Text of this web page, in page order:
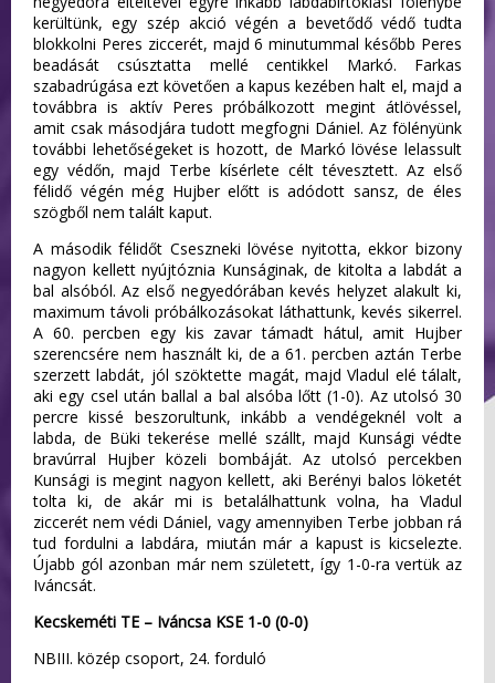
kerültünk, egy szép akció végén a bevetődő védő tudta
blokkolni Peres ziccerét, majd 6 minutummal később Peres
beadását csúsztatta mellé centikkel Markó. Farkas
szabadrúgása ezt követően a kapus kezében halt el, majd a
továbbra is aktív Peres próbálkozott megint átlövéssel,
amit csak másodjára tudott megfogni Dániel. Az fölényünk
további lehetőségeket is hozott, de Markó lövése lelassult
egy védőn, majd Terbe kísérlete célt tévesztett. Az első
félidő végén még Hujber előtt is adódott sansz, de éles
szögből nem talált kaput.
A második félidőt Cseszneki lövése nyitotta, ekkor bizony
nagyon kellett nyújtóznia Kunságinak, de kitolta a labdát a
bal alsóból. Az első negyedórában kevés helyzet alakult ki,
maximum távoli próbálkozásokat láthattunk, kevés sikerrel.
A 60. percben egy kis zavar támadt hátul, amit Hujber
szerencsére nem használt ki, de a 61. percben aztán Terbe
szerzett labdát, jól szöktette magát, majd Vladul elé tálalt,
aki egy csel után ballal a bal alsóba lőtt (1-0). Az utolsó 30
percre kissé beszorultunk, inkább a vendégeknél volt a
labda, de Büki tekerése mellé szállt, majd Kunsági védte
bravúrral Hujber közeli bombáját. Az utolsó percekben
Kunsági is megint nagyon kellett, aki Berényi balos löketét
tolta ki, de akár mi is betalálhattunk volna, ha Vladul
ziccerét nem védi Dániel, vagy amennyiben Terbe jobban rá
tud fordulni a labdára, miután már a kapust is kicselezte.
Újabb gól azonban már nem született, így 1-0-ra vertük az
Iváncsát.
Kecskeméti TE – Iváncsa KSE 1-0 (0-0)
NBIII. közép csoport, 24. forduló